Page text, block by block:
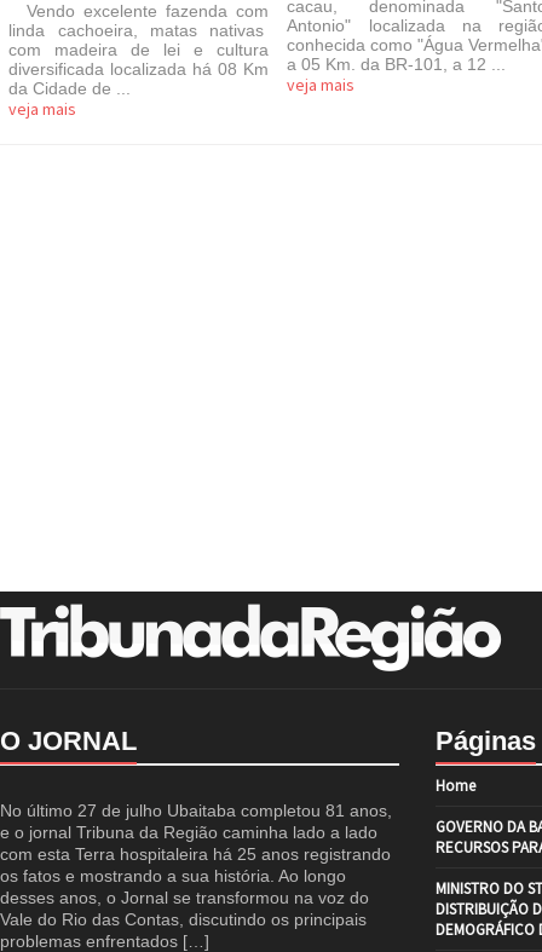
Vendo excelente fazenda com
linda cachoeira, matas nativas
com madeira de lei e cultura
diversificada localizada há 08 Km
da Cidade de ...
veja mais
cacau, denominada
Antonio" localizada na
conhecida como "Água
a 05 Km. da BR-101, a 12 ...
veja mais
O JORNAL
No último 27 de julho Ubaitaba completou 81 anos,
e o jornal Tribuna da Região caminha lado a lado
com esta Terra hospitaleira há 25 anos registrando
os fatos e mostrando a sua história. Ao longo
desses anos, o Jornal se transformou na voz do
Vale do Rio das Contas, discutindo os principais
problemas enfrentados […]
Páginas
Home
GOVERNO DA
RECURSOS
MINISTRO DO
DISTRIBUIÇÃO
DEMOGRÁFICO